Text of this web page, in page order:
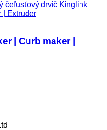
čeľusťový drvič Kinglink
| Extruder
| Curb maker |